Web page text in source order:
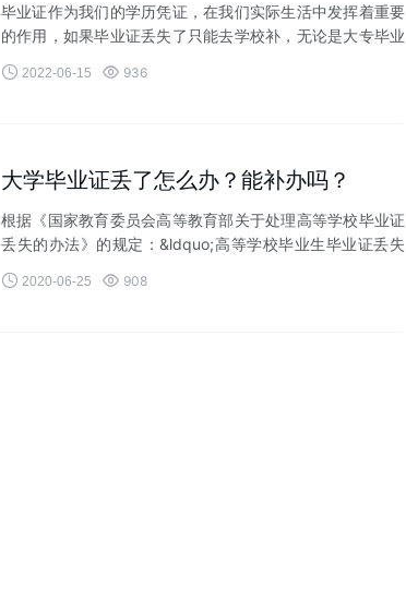
毕业证作为我们的学历凭证，在我们实际生活中发挥着重要
的作用，如果毕业证丢失了只能去学校补，无论是大专毕业
 2022-06-15  936
大学毕业证丢了怎么办？能补办吗？
根据《国家教育委员会高等教育部关于处理高等学校毕业证
丢失的办法》的规定：&ldquo;高等学校毕业生毕业证丢失
 2020-06-25  908